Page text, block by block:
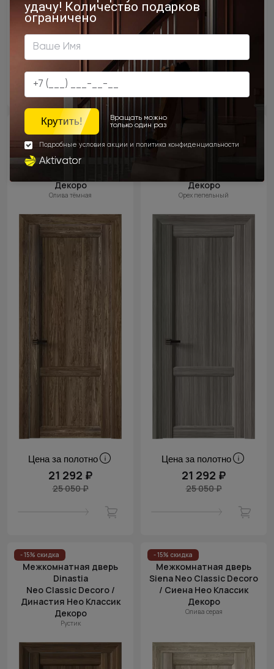
21 292 ₽
25 050 ₽ 25 050 ₽
- 15% скидка
Межкомнатная дверь
Dinastia
Neo Classic Decoro /
Декоро
Олива тёмная
Цена за полотно
21 292 ₽
25 050 ₽
- 15% скидка
Межкомнатная дверь
Dinastia
Декоро
Орех пепельный
Цена за полотно
21 292 ₽
25 050 ₽
- 15% скидка
Межкомнатная дверь
Dinastia
Neo Classic Decoro /
Династия Нео Классик
Декоро
Рустик
- 15% скидка
Межкомнатная дверь
Siena Neo Classic Decoro
/ Сиена Нео Классик
Декоро
Олива серая